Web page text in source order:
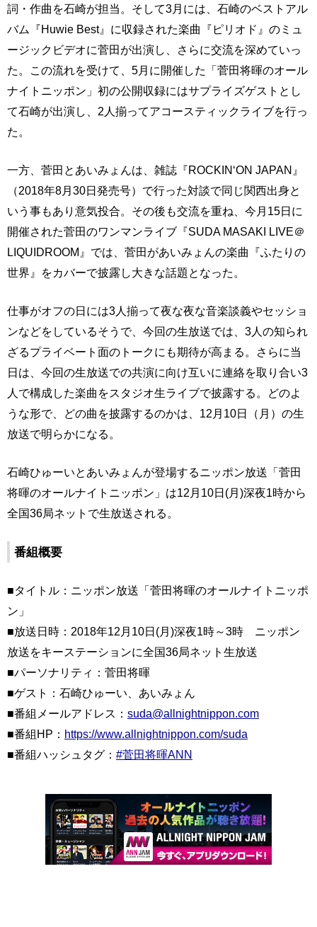
詞・作曲を石崎が担当。そして3月には、石崎のベストアル
バム『Huwie Best』に収録された楽曲『ピリオド』のミュ
ージックビデオに菅田が出演し、さらに交流を深めていっ
た。この流れを受けて、5月に開催した「菅田将暉のオール
ナイトニッポン」初の公開収録にはサプライズゲストとし
て石崎が出演し、2人揃ってアコースティックライブを行っ
た。
一方、菅田とあいみょんは、雑誌『ROCKIN‘ON JAPAN』
（2018年8月30日発売号）で行った対談で同じ関西出身と
いう事もあり意気投合。その後も交流を重ね、今月15日に
開催された菅田のワンマンライブ『SUDA MASAKI LIVE＠
LIQUIDROOM』では、菅田があいみょんの楽曲『ふたりの
世界』をカバーで披露し大きな話題となった。
仕事がオフの日には3人揃って夜な夜な音楽談義やセッショ
ンなどをしているそうで、今回の生放送では、3人の知られ
ざるプライベート面のトークにも期待が高まる。さらに当
日は、今回の生放送での共演に向け互いに連絡を取り合い3
人で構成した楽曲をスタジオ生ライブで披露する。どのよ
うな形で、どの曲を披露するのかは、12月10日（月）の生
放送で明らかになる。
石崎ひゅーいとあいみょんが登場するニッポン放送「菅田
将暉のオールナイトニッポン」は12月10日(月)深夜1時から
全国36局ネットで生放送される。
番組概要
■タイトル：ニッポン放送「菅田将暉のオールナイトニッポ
ン」
■放送日時：2018年12月10日(月)深夜1時～3時 ニッポン
放送をキーステーションに全国36局ネット生放送
■パーソナリティ：菅田将暉
■ゲスト：石崎ひゅーい、あいみょん
■番組メールアドレス： suda@allnightnippon.com
■番組HP： https://www.allnightnippon.com/suda
■番組ハッシュタグ： #菅田将暉ANN